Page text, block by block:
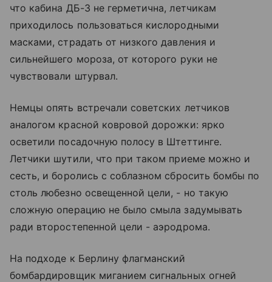
что кабина ДБ-3 не герметична, летчикам
приходилось пользоваться кислородными
масками, страдать от низкого давления и
сильнейшего мороза, от которого руки не
чувствовали штурвал.
Немцы опять встречали советских летчиков
аналогом красной ковровой дорожки: ярко
осветили посадочную полосу в Штеттинге.
Летчики шутили, что при таком приеме можно и
сесть, и боролись с соблазном сбросить бомбы по
столь любезно освещенной цели, - но такую
сложную операцию не было смыла задумывать
ради второстепенной цели - аэродрома.
На подходе к Берлину флагманский
бомбардировщик миганием сигнальных огней